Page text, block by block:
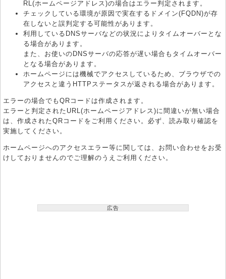
RL(ホームページアドレス)の場合はエラー判定されます。
チェックしている環境が原因で実在するドメイン(FQDN)が存
在しないと誤判定する可能性があります。
利用しているDNSサーバなどの状況によりタイムオーバーとな
る場合があります。
また、お使いのDNSサーバの応答が遅い場合もタイムオーバー
となる場合があります。
ホームページには機械でアクセスしているため、ブラウザでの
アクセスと違うHTTPステータスが返される場合があります。
エラーの場合でもQRコードは作成されます。
エラーと判定されたURL(ホームページアドレス)に間違いが無い場合
は、作成されたQRコードをご利用ください。必ず、読み取り確認を
実施してください。
ホームページへのアクセスエラー等に関しては、お問い合わせをお受
けしておりませんのでご理解のうえご利用ください。
広告